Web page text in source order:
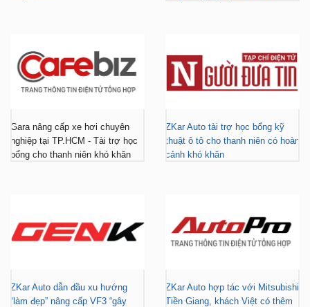
Gara nâng cấp xe hơi chuyên
nghiệp tại TP.HCM - Tài trợ học
bổng cho thanh niên khó khăn
ZKar Auto tài trợ học bổng kỹ
thuật ô tô cho thanh niên có hoàn
cảnh khó khăn
ZKar Auto dẫn đầu xu hướng
“làm đẹp” nâng cấp VF3 “gây
ZKar Auto hợp tác với Mitsubishi
Tiền Giang, khách Việt có thêm